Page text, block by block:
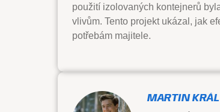
použití izolovaných kontejnerů
vlivům. Tento projekt ukázal, jak
potřebám majitele.
MARTIN KRÁL